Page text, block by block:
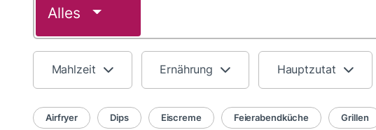
Alles
Mahlzeit Ernährung Hauptzutat
Airfryer Dips Eiscreme Feierabendküche Grillen